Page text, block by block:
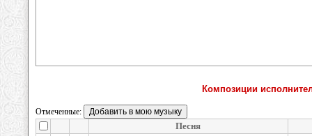
Композиции
Отмеченные:
Песня